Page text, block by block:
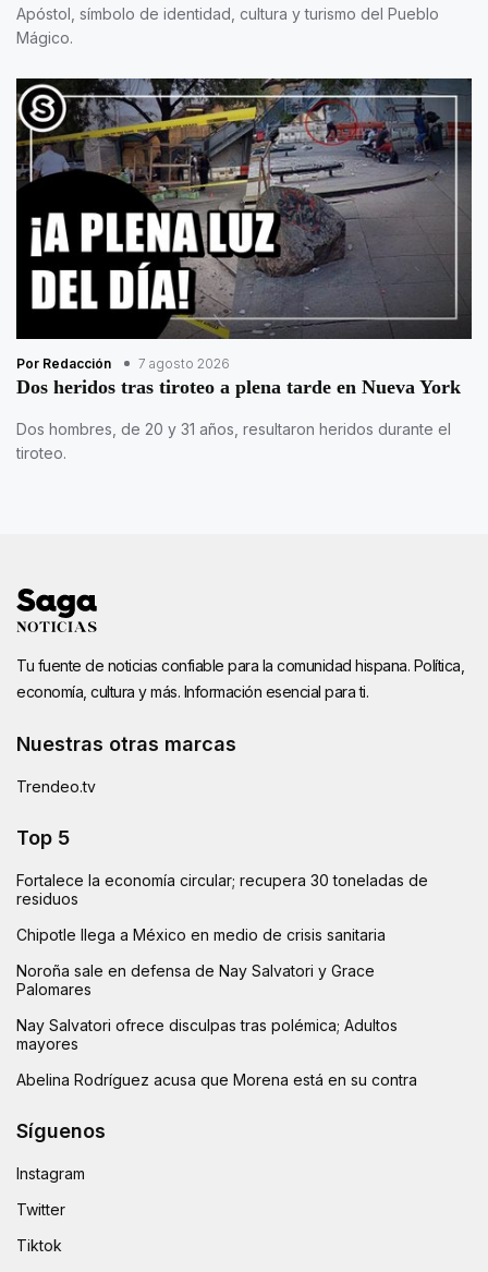
Apóstol, símbolo de identidad, cultura y turismo del Pueblo
Mágico.
Por Redacción 7 agosto 2026
Dos heridos tras tiroteo a plena tarde en Nueva York
Dos hombres, de 20 y 31 años, resultaron heridos durante el
tiroteo.
Tu fuente de noticias confiable para la comunidad hispana. Política,
economía, cultura y más. Información esencial para ti.
Nuestras otras marcas
Trendeo.tv
Top 5
Fortalece la economía circular; recupera 30 toneladas de
residuos
Chipotle llega a México en medio de crisis sanitaria
Noroña sale en defensa de Nay Salvatori y Grace
Palomares
Nay Salvatori ofrece disculpas tras polémica; Adultos
mayores
Abelina Rodríguez acusa que Morena está en su contra
Síguenos
Instagram
Twitter
Tiktok